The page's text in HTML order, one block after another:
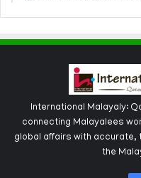
International Malayaly:
connecting Malayalees
global affairs with accurate,
the